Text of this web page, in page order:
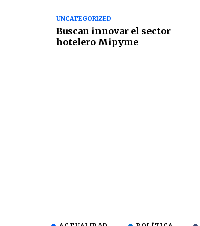
UNCATEGORIZED
Buscan innovar el sector
hotelero Mipyme